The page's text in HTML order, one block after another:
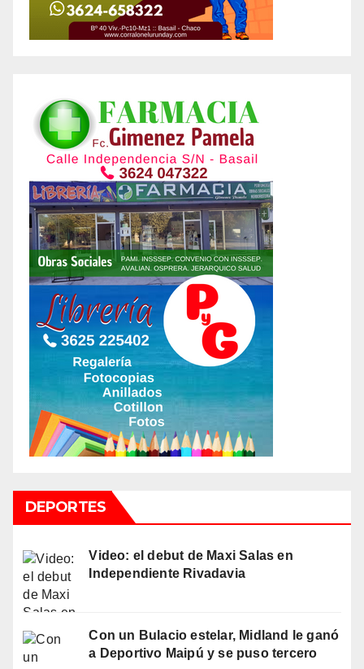
DEPORTES
Video: el debut de Maxi Salas en
Independiente Rivadavia
Con un Bulacio estelar, Midland le ganó
a Deportivo Maipú y se puso tercero